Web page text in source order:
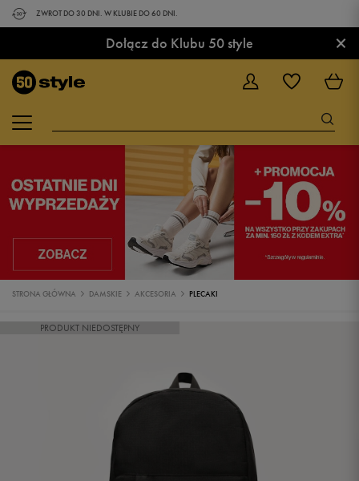
ZWROT DO 30 DNI. W KLUBIE DO 60 DNI.
Dołącz do Klubu 50 style ×
STRONA GŁÓWNA DAMSKIE AKCESORIA PLECAKI
PRODUKT NIEDOSTĘPNY